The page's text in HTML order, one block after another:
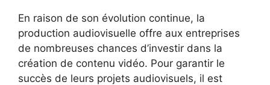
En raison de son évolution continue, la
production audiovisuelle offre aux entreprises
de nombreuses chances d’investir dans la
création de contenu vidéo. Pour garantir le
succès de leurs projets audiovisuels, il est